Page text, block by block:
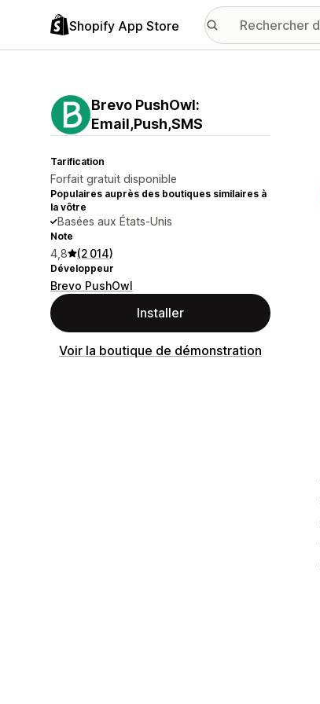
Shopify App Store
Brevo PushOwl:
Email,Push,SMS
Tarification
Forfait gratuit disponible
Populaires auprès des boutiques similaires à
la vôtre
Basées aux États-Unis
Note
4,8 (2 014)
Développeur
Brevo PushOwl
Installer
Voir la boutique de démonstration